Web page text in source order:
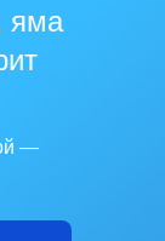
яма
—